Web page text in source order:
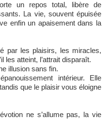
un repos total, libère de
La vie, souvent épuisée
enfin un apaisement dans la
par les plaisirs, les miracles,
les atteint, l’attrait disparaît.
illusion sans fin.
intérieur. Elle
que le plaisir vous éloigne
ne s’allume pas, la vie